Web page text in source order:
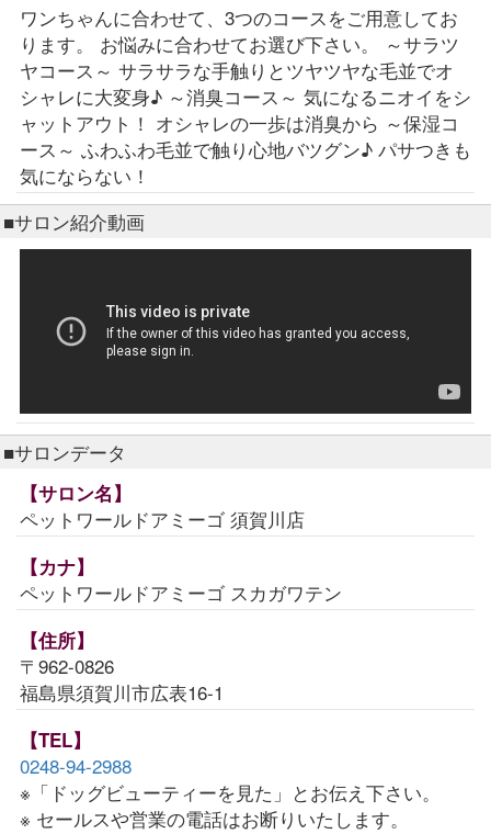
ワンちゃんに合わせて、3つのコースをご用意してお
ります。 お悩みに合わせてお選び下さい。 ～サラツ
ヤコース～ サラサラな手触りとツヤツヤな毛並でオ
シャレに大変身♪ ～消臭コース～ 気になるニオイをシ
ャットアウト！ オシャレの一歩は消臭から ～保湿コ
ース～ ふわふわ毛並で触り心地バツグン♪ パサつきも
気にならない！
■サロン紹介動画
■サロンデータ
【サロン名】
ペットワールドアミーゴ 須賀川店
【カナ】
ペットワールドアミーゴ スカガワテン
【住所】
〒962-0826
福島県須賀川市広表16-1
【TEL】
0248-94-2988
※「ドッグビューティーを見た」とお伝え下さい。
※ セールスや営業の電話はお断りいたします。